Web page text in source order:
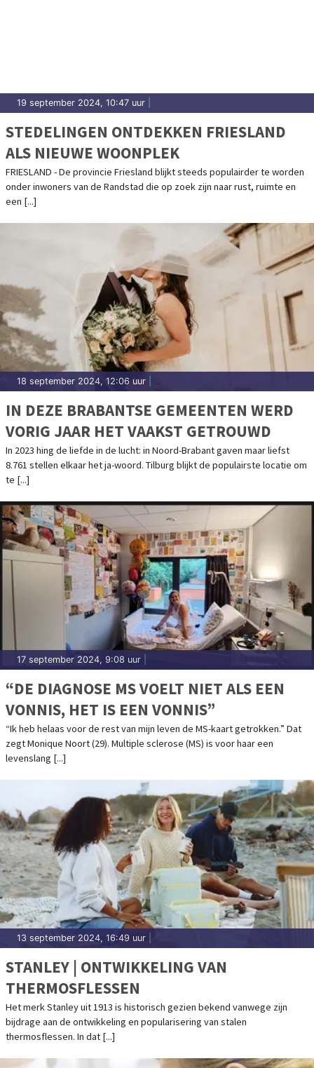
19 september 2024, 10:47 uur
STEDELINGEN ONTDEKKEN FRIESLAND
ALS NIEUWE WOONPLEK
FRIESLAND - De provincie Friesland blijkt steeds populairder te worden
onder inwoners van de Randstad die op zoek zijn naar rust, ruimte en
een [...]
18 september 2024, 12:06 uur
IN DEZE BRABANTSE GEMEENTEN WERD
VORIG JAAR HET VAAKST GETROUWD
In 2023 hing de liefde in de lucht: in Noord-Brabant gaven maar liefst
8.761 stellen elkaar het ja-woord. Tilburg blijkt de populairste locatie om
te [...]
17 september 2024, 9:08 uur
“DE DIAGNOSE MS VOELT NIET ALS EEN
VONNIS, HET IS EEN VONNIS”
“Ik heb helaas voor de rest van mijn leven de MS-kaart getrokken.” Dat
zegt Monique Noort (29). Multiple sclerose (MS) is voor haar een
levenslang [...]
13 september 2024, 16:49 uur
STANLEY | ONTWIKKELING VAN
THERMOSFLESSEN
Het merk Stanley uit 1913 is historisch gezien bekend vanwege zijn
bijdrage aan de ontwikkeling en popularisering van stalen
thermosflessen. In dat [...]